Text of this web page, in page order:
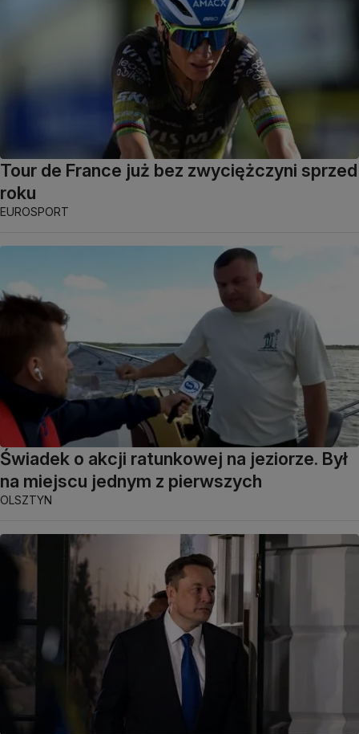
Tour de France już bez zwyciężczyni sprzed
roku
EUROSPORT
Świadek o akcji ratunkowej na jeziorze. Był
na miejscu jednym z pierwszych
OLSZTYN